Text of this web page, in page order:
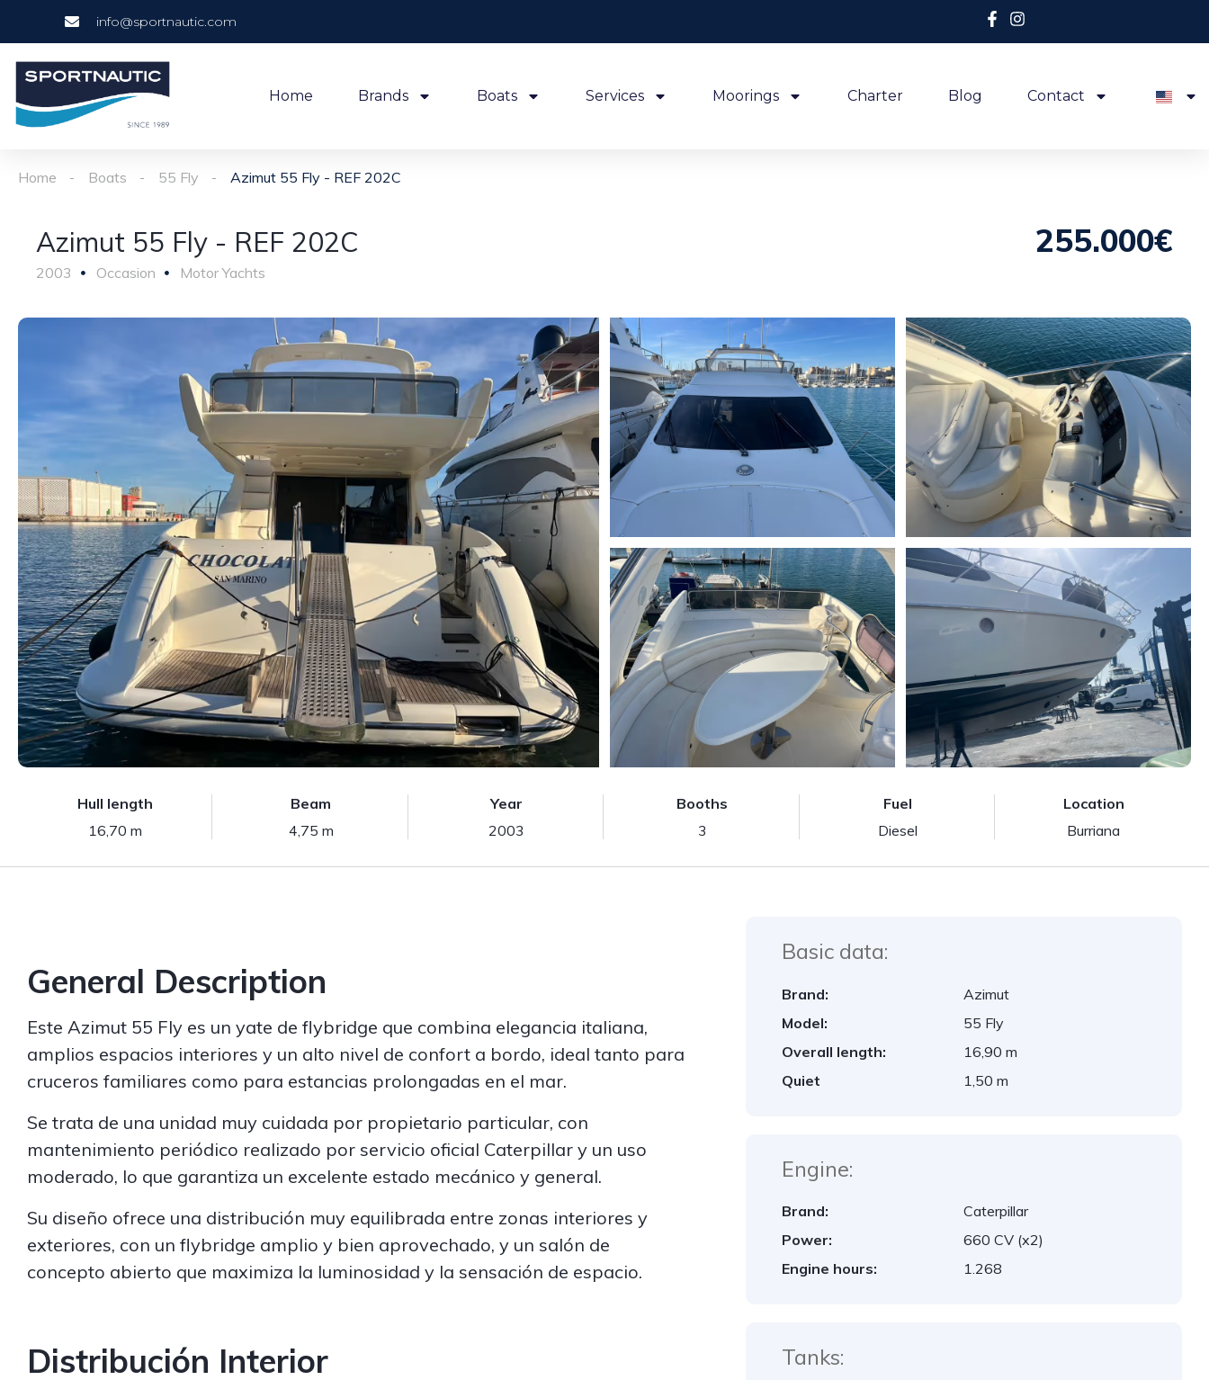
info@sportnautic.com
Home Brands Boats Services Moorings Charter Blog Contact
Home Boats 55 Fly Azimut 55 Fly - REF 202C
Azimut 55 Fly - REF 202C
2003 Occasion Motor Yachts
255.000€
Hull length
16,70 m
Beam
4,75 m
Year
2003
Booths
3
Fuel
Diesel
Location
Burriana
General Description
Este Azimut 55 Fly es un yate de flybridge que combina elegancia italiana,
amplios espacios interiores y un alto nivel de confort a bordo, ideal tanto para
cruceros familiares como para estancias prolongadas en el mar.
Se trata de una unidad muy cuidada por propietario particular, con
mantenimiento periódico realizado por servicio oficial Caterpillar y un uso
moderado, lo que garantiza un excelente estado mecánico y general.
Su diseño ofrece una distribución muy equilibrada entre zonas interiores y
exteriores, con un flybridge amplio y bien aprovechado, y un salón de
concepto abierto que maximiza la luminosidad y la sensación de espacio.
Distribución Interior
Basic data:
Brand:
Azimut
Model:
55 Fly
Overall length:
16,90 m
Quiet
1,50 m
Engine:
Brand:
Caterpillar
Power:
660 CV (x2)
Engine hours:
1.268
Tanks: